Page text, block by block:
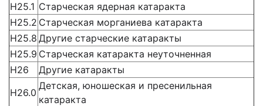
Н25.1 Старческая ядерная катаракта
Н25.2 Старческая морганиева катаракта
Н25.8 Другие старческие катаракты
Н25.9 Старческая катаракта неуточненная
Н26
Другие катаракты
Н26.0
Детская, юношеская и пресенильная
катаракта